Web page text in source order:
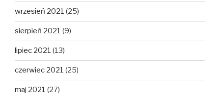
wrzesień 2021 (25)
sierpień 2021 (9)
lipiec 2021 (13)
czerwiec 2021 (25)
maj 2021 (27)